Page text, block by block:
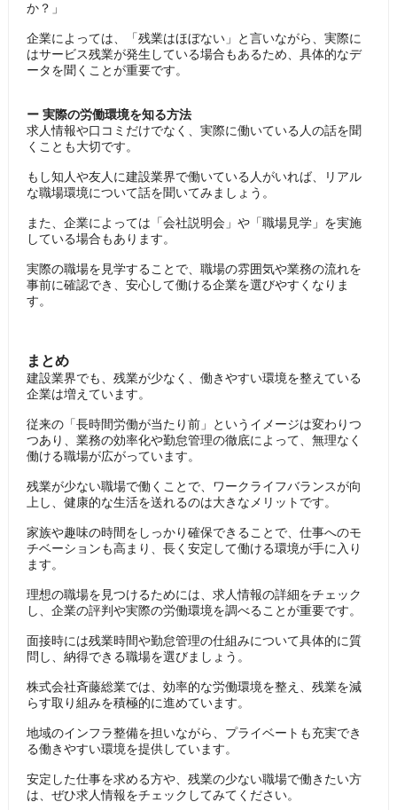
か？」
企業によっては、「残業はほぼない」と言いながら、実際に
はサービス残業が発生している場合もあるため、具体的なデ
ータを聞くことが重要です。
ー 実際の労働環境を知る方法
求人情報や口コミだけでなく、実際に働いている人の話を聞
くことも大切です。
もし知人や友人に建設業界で働いている人がいれば、リアル
な職場環境について話を聞いてみましょう。
また、企業によっては「会社説明会」や「職場見学」を実施
している場合もあります。
実際の職場を見学することで、職場の雰囲気や業務の流れを
事前に確認でき、安心して働ける企業を選びやすくなりま
す。
まとめ
建設業界でも、残業が少なく、働きやすい環境を整えている
企業は増えています。
従来の「長時間労働が当たり前」というイメージは変わりつ
つあり、業務の効率化や勤怠管理の徹底によって、無理なく
働ける職場が広がっています。
残業が少ない職場で働くことで、ワークライフバランスが向
上し、健康的な生活を送れるのは大きなメリットです。
家族や趣味の時間をしっかり確保できることで、仕事へのモ
チベーションも高まり、長く安定して働ける環境が手に入り
ます。
理想の職場を見つけるためには、求人情報の詳細をチェック
し、企業の評判や実際の労働環境を調べることが重要です。
面接時には残業時間や勤怠管理の仕組みについて具体的に質
問し、納得できる職場を選びましょう。
株式会社斉藤総業では、効率的な労働環境を整え、残業を減
らす取り組みを積極的に進めています。
地域のインフラ整備を担いながら、プライベートも充実でき
る働きやすい環境を提供しています。
安定した仕事を求める方や、残業の少ない職場で働きたい方
は、ぜひ求人情報をチェックしてみてください。